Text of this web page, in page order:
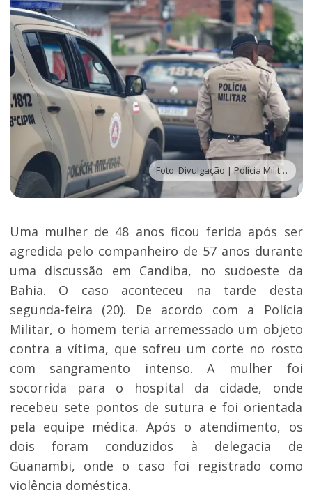
Foto: Divulgação | Polícia Militar
Uma mulher de 48 anos ficou ferida após ser
agredida pelo companheiro de 57 anos durante
uma discussão em Candiba, no sudoeste da
Bahia. O caso aconteceu na tarde desta
segunda-feira (20). De acordo com a Polícia
Militar, o homem teria arremessado um objeto
contra a vítima, que sofreu um corte no rosto
com sangramento intenso. A mulher foi
socorrida para o hospital da cidade, onde
recebeu sete pontos de sutura e foi orientada
pela equipe médica. Após o atendimento, os
dois foram conduzidos à delegacia de
Guanambi, onde o caso foi registrado como
violência doméstica.